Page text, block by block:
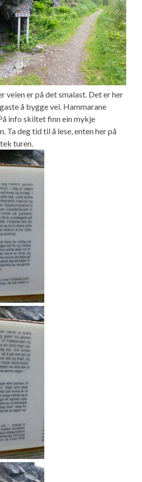
veien er på det smalast. Det er her
å bygge vei. Hammarane
info skiltet finn ein mykje
Ta deg tid til å lese, enten her på
turen.